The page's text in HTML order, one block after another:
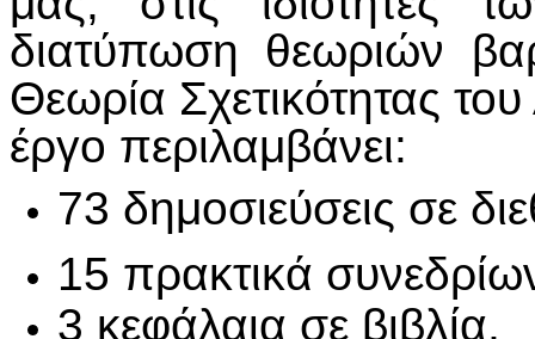
διατύπωση θεωριών
Θεωρία Σχετικότητας
έργο περιλαμβάνει:
73 δημοσιεύσεις σε
15 πρακτικά
3 κεφάλαια σε βιβλία,